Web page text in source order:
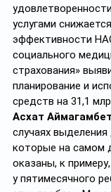
услугами
эффективности
социального
страхования»
планирование и
средств на 31,1
Асхат
случаях выделения
которые на самом
оказаны, к
у пятимесячного